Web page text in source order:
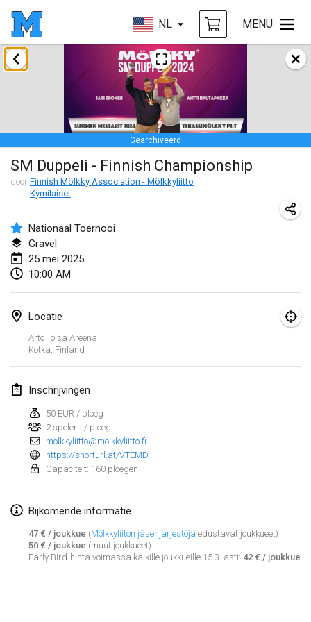
NL MENU
Gearchiveerd
SM Duppeli - Finnish Championship
door Finnish Mölkky Association - Mölkkyliitto
Kymilaiset
Nationaal Toernooi
Gravel
25 mei 2025
10:00 AM
Locatie
Arto Tolsa Areena
Kotka Finland
Inschrijvingen
50 EUR / ploeg
2 spelers / ploeg
molkkyliitto@molkkyliitto.fi
https://shorturl.at/VTEMD
Capaciteit: 160 ploegen
Bijkomende informatie
47 € / joukkue (Mölkkyliiton jäsenjärjestöjä edustavat joukkueet)
50 € / joukkue (muut joukkueet)
Early Bird-hinta voimassa kaikille joukkueille 15.3. asti: 42 € / joukkue
januari 2025
Tournoi Mixte ASPTTOM
18 jan. 2025| Frankrijk
Indoor Polish Open 2025 - Singles
18 jan. 2025 |Polen
Tournoi de St Max
19 jan. 2025|Frankrijk
Indoor Polish Open 2025 - Doubles
19 jan. 2025
Tournoi de Mölkky - Lesfous Dubâtonvaigeois
25 jan. 2025
februari 2025
7 feb. 2025
Open des vendanges tardives
8 feb. 2025|Frankrijk
SM HalliMölkky - Finnish Championship
15 feb. 2025|Finland